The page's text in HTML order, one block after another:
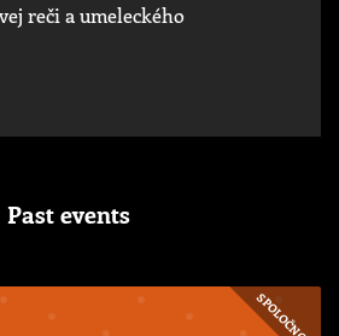
reči a umeleckého
Past events
SPOLOČNOSŤ